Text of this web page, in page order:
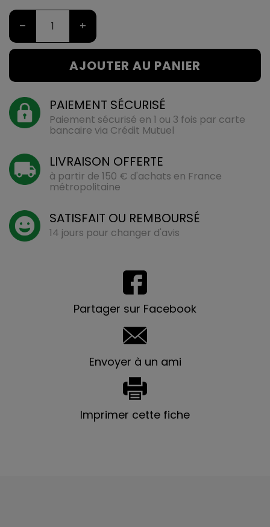
– +
AJOUTER AU PANIER
PAIEMENT SÉCURISÉ
Paiement sécurisé en 1 ou 3 fois par carte
bancaire via Crédit Mutuel
LIVRAISON OFFERTE
à partir de 150 € d'achats en France
métropolitaine
SATISFAIT OU REMBOURSÉ
14 jours pour changer d'avis
Partager sur Facebook
Envoyer à un ami
Imprimer cette fiche